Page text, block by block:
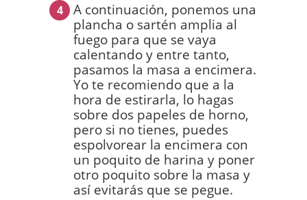
4
A continuación, ponemos una
plancha o sartén amplia al
fuego para que se vaya
calentando y entre tanto,
pasamos la masa a encimera.
Yo te recomiendo que a la
hora de estirarla, lo hagas
sobre dos papeles de horno,
pero si no tienes, puedes
espolvorear la encimera con
un poquito de harina y poner
otro poquito sobre la masa y
así evitarás que se pegue.